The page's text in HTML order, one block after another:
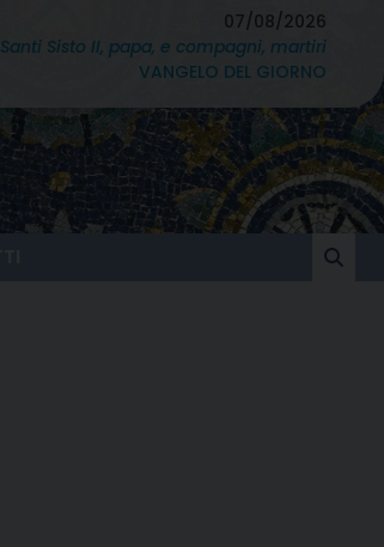
07/08/2026
Santi Sisto II, papa, e compagni, martiri
VANGELO DEL GIORNO